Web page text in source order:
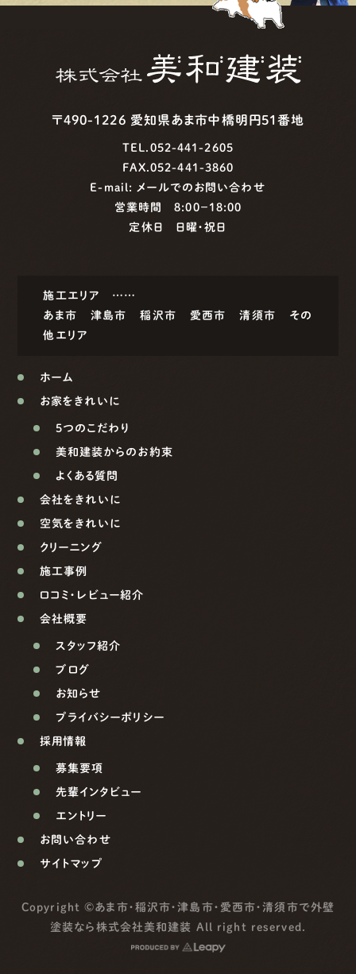
〒490-1226 愛知県あま市中橋明円51番地
TEL.052-441-2605
FAX.052-441-3860
E-mail: メールでのお問い合わせ
営業時間 8:00−18:00
定休日 日曜・祝日
施工エリア ……
あま市
津島市 稲沢市 愛西市 清須市
その
他エリア
ホーム
お家をきれいに
5つのこだわり
美和建装からのお約束
よくある質問
会社をきれいに
空気をきれいに
クリーニング
施工事例
口コミ・レビュー紹介
会社概要
スタッフ紹介
ブログ
お知らせ
プライバシーポリシー
採用情報
募集要項
先輩インタビュー
エントリー
お問い合わせ
サイトマップ
Copyright ©あま市・稲沢市・津島市・愛西市・清須市で外壁
塗装なら株式会社美和建装 All right reserved.